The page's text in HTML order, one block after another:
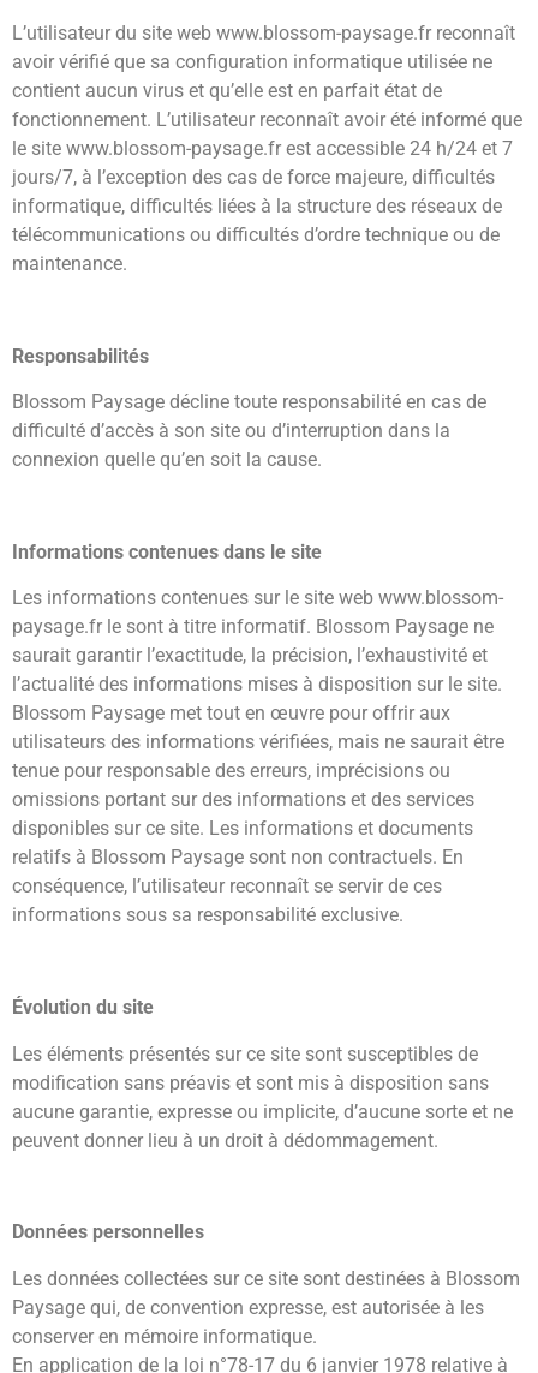
L’utilisateur du site web www.blossom-paysage.fr reconnaît
avoir vérifié que sa configuration informatique utilisée ne
contient aucun virus et qu’elle est en parfait état de
fonctionnement. L’utilisateur reconnaît avoir été informé que
le site www.blossom-paysage.fr est accessible 24 h/24 et 7
jours/7, à l’exception des cas de force majeure, difficultés
informatique, difficultés liées à la structure des réseaux de
télécommunications ou difficultés d’ordre technique ou de
maintenance.
Responsabilités
Blossom Paysage décline toute responsabilité en cas de
difficulté d’accès à son site ou d’interruption dans la
connexion quelle qu’en soit la cause.
Informations contenues dans le site
Les informations contenues sur le site web www.blossom-
paysage.fr le sont à titre informatif. Blossom Paysage ne
saurait garantir l’exactitude, la précision, l’exhaustivité et
l’actualité des informations mises à disposition sur le site.
Blossom Paysage met tout en œuvre pour offrir aux
utilisateurs des informations vérifiées, mais ne saurait être
tenue pour responsable des erreurs, imprécisions ou
omissions portant sur des informations et des services
disponibles sur ce site. Les informations et documents
relatifs à Blossom Paysage sont non contractuels. En
conséquence, l’utilisateur reconnaît se servir de ces
informations sous sa responsabilité exclusive.
Évolution du site
Les éléments présentés sur ce site sont susceptibles de
modification sans préavis et sont mis à disposition sans
aucune garantie, expresse ou implicite, d’aucune sorte et ne
peuvent donner lieu à un droit à dédommagement.
Données personnelles
Les données collectées sur ce site sont destinées à Blossom
Paysage qui, de convention expresse, est autorisée à les
conserver en mémoire informatique.
En application de la loi n°78-17 du 6 janvier 1978 relative à